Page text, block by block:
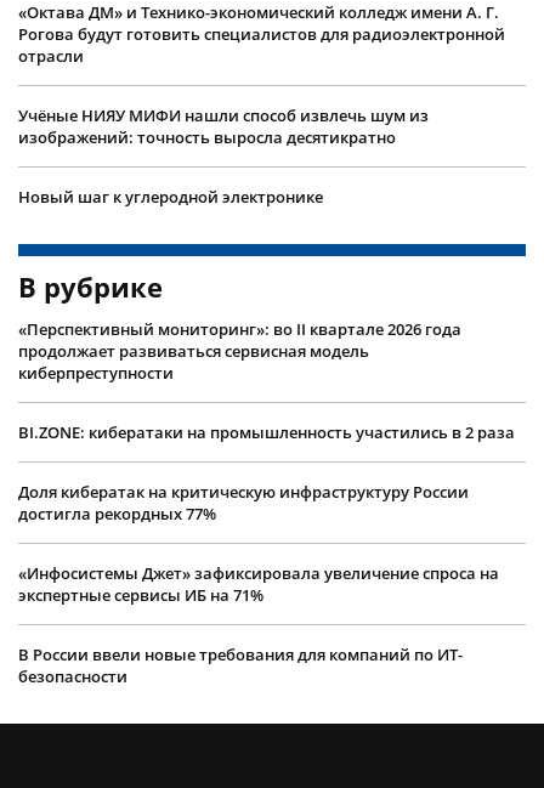
«Октава ДМ» и Технико-экономический колледж имени А. Г.
Рогова будут готовить специалистов для радиоэлектронной
отрасли
Учëные НИЯУ МИФИ нашли способ извлечь шум из
изображений: точность выросла десятикратно
Новый шаг к углеродной электронике
В рубрике
«Перспективный мониторинг»: во II квартале 2026 года
продолжает развиваться сервисная модель
киберпреступности
BI.ZONE: кибератаки на промышленность участились в 2 раза
Доля кибератак на критическую инфраструктуру России
достигла рекордных 77%
«Инфосистемы Джет» зафиксировала увеличение спроса на
экспертные сервисы ИБ на 71%
В России ввели новые требования для компаний по ИТ-
безопасности